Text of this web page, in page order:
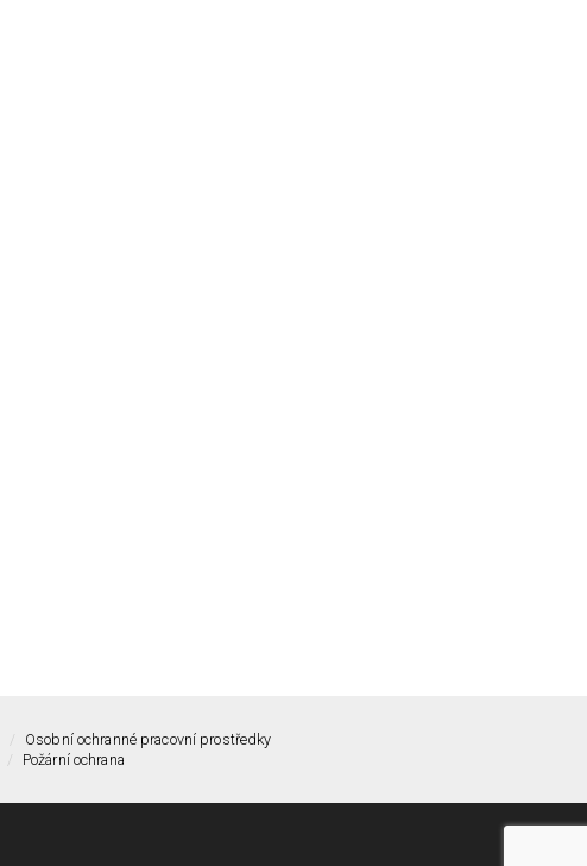
Osobní ochranné pracovní prostředky
Požární ochrana